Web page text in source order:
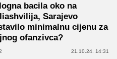
bacila oko na
Sarajevo
minimalnu cijenu za
ofanzivca?
21.10.24. 14:31